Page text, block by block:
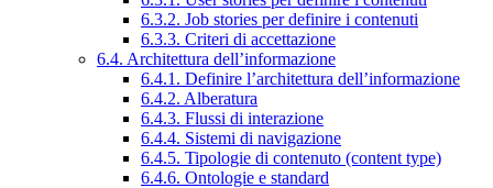
6.3.2. Job stories per definire i contenuti
6.3.3. Criteri di accettazione
6.4. Architettura dell’informazione
6.4.1. Definire l’architettura dell’informazione
6.4.2. Alberatura
6.4.3. Flussi di interazione
6.4.4. Sistemi di navigazione
6.4.5. Tipologie di contenuto (content type)
6.4.6. Ontologie e standard